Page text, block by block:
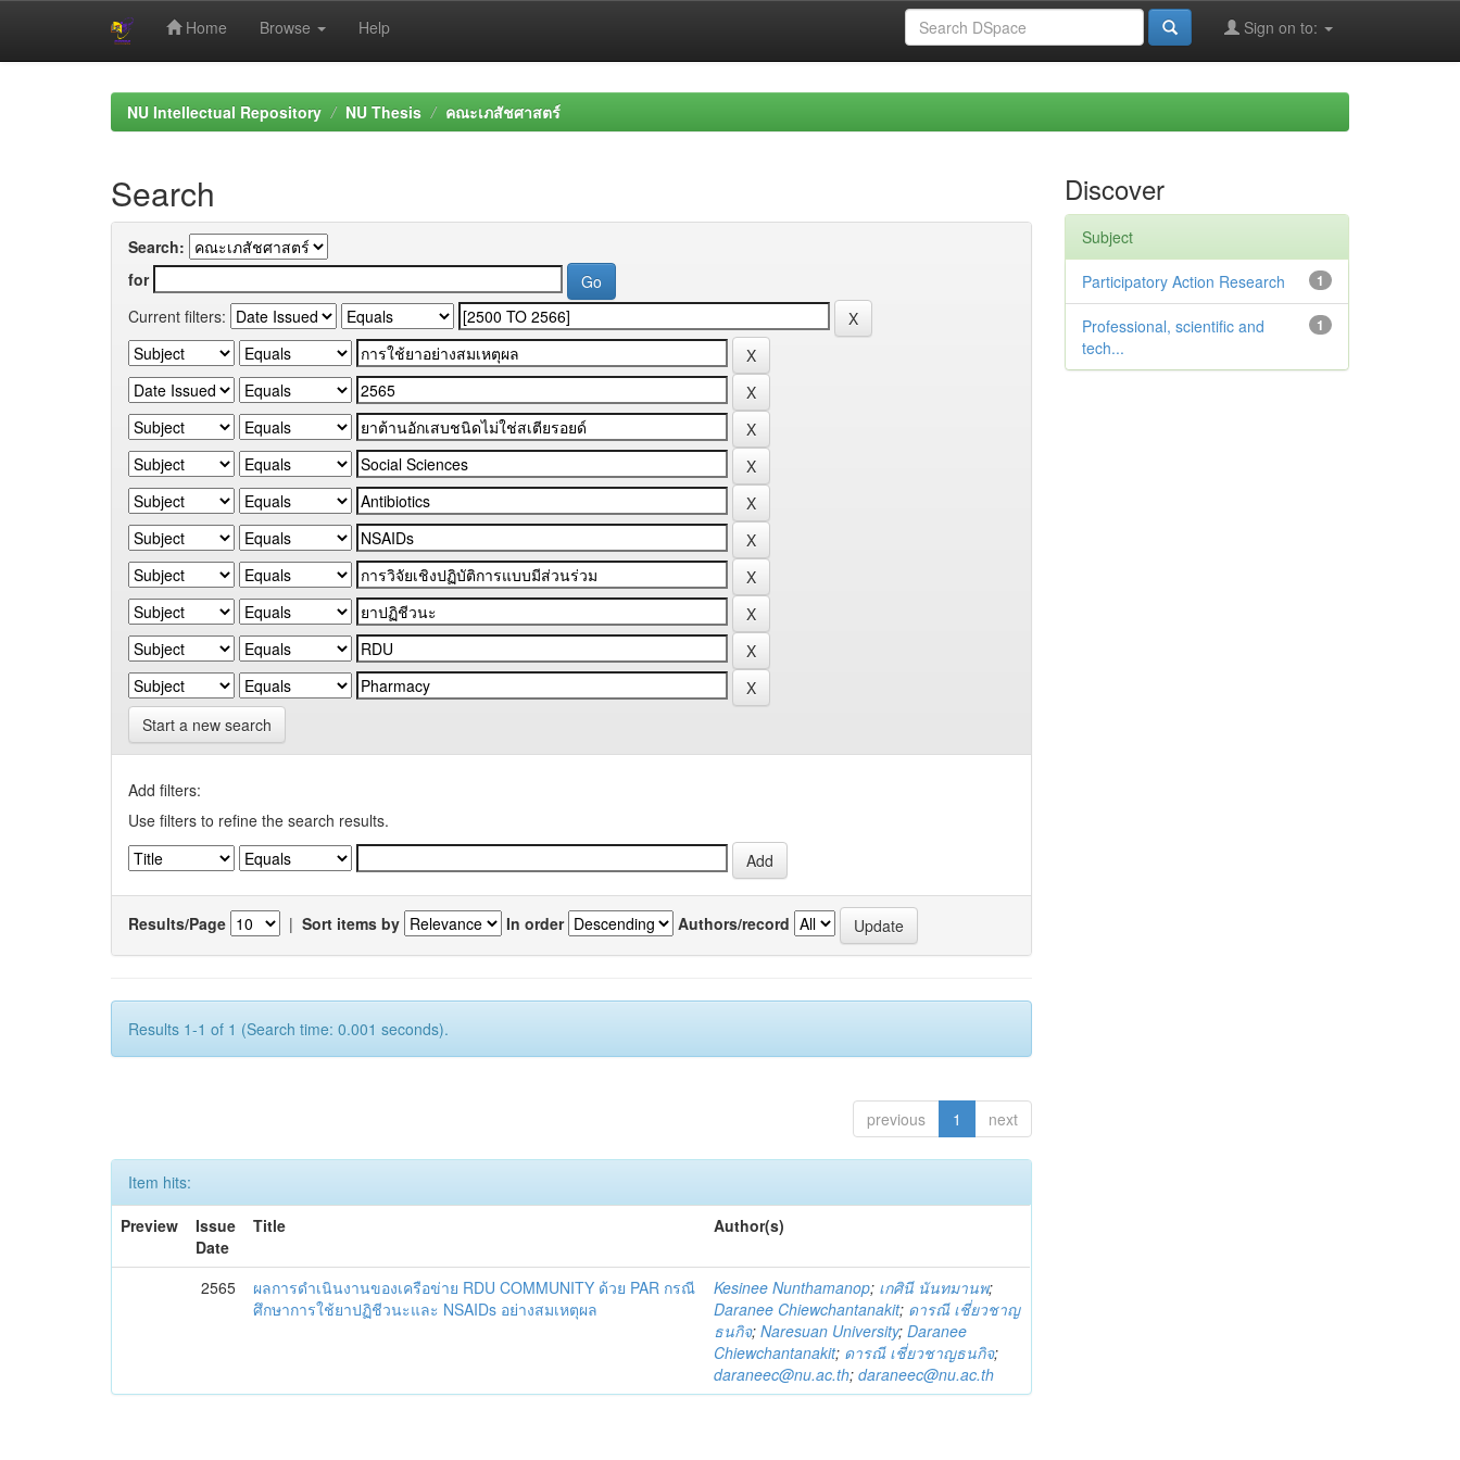
Home Browse Help Sign on to:
NU Intellectual Repository NU Thesis คณะเภสัชศาสตร์
Search
Search:
for
Current filters:
Start a new search
Add filters:
Use filters to refine the search results.
Results/Page | Sort items by In order Authors/record
Results 1-1 of 1 (Search time: 0.001 seconds).
previous 1 next
Item hits:
Preview
Issue
Date
Title Author(s)
2565
ผลการดำเนินงานของเครือข่าย RDU COMMUNITY ด้วย PAR กรณี
ศึกษาการใช้ยาปฏิชีวนะและ NSAIDs อย่างสมเหตุผล
Kesinee Nunthamanop; เกศินี นันทมานพ;
Daranee Chiewchantanakit; ดารณี เชี่ยวชาญ
ธนกิจ;Naresuan University;Daranee
Chiewchantanakit; ดารณี เชี่ยวชาญธนกิจ;
daraneec@nu.ac.th;daraneec@nu.ac.th
Discover
Subject
1
Participatory Action Research
1
Professional, scientific and
tech...